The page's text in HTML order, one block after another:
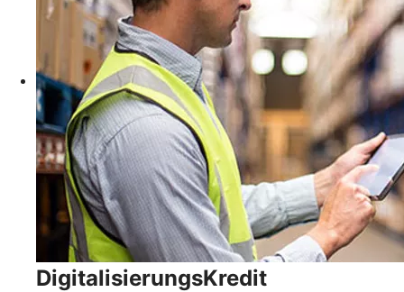
DigitalisierungsKredit